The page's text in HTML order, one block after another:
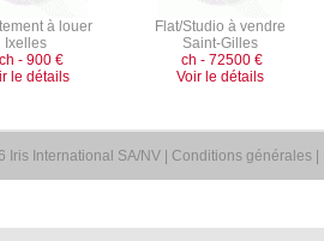
à louer
Ixelles
- 900 €
le détails
Flat/Studio à vendre
Saint-Gilles
ch - 72500 €
Voir le détails
Iris International SA/NV | Conditions générales